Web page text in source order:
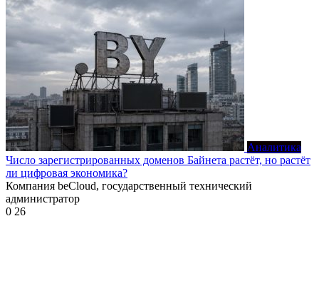
Аналитика
Число зарегистрированных доменов Байнета растёт, но растёт
ли цифровая экономика?
Компания beCloud, государственный технический
администратор
0 26